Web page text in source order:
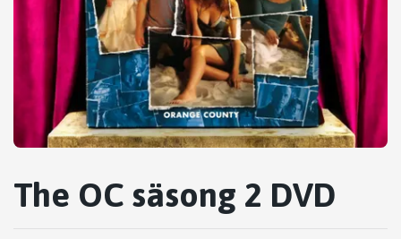
The OC säsong 2 DVD